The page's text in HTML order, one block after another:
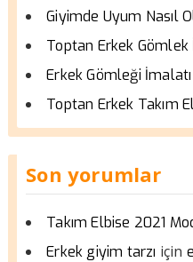
Giyimde Uyum Nasıl
Toptan Erkek
Erkek Gömleği
Toptan Erkek Takım
Son yorumlar
Takım Elbise 2021
Erkek giyim tarzı için